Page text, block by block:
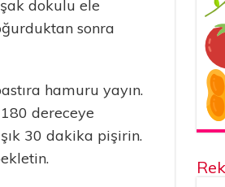
dokulu ele
sonra
hamuru yayın.
dereceye
30 dakika pişirin.